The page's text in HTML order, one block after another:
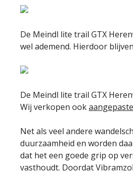
De Meindl lite trail GTX
wel ademend. Hierdoor
De Meindl lite trail GTX
Wij verkopen ook
Net als veel andere
duurzaamheid en worden
dat het een goede grip op
vasthoudt. Doordat